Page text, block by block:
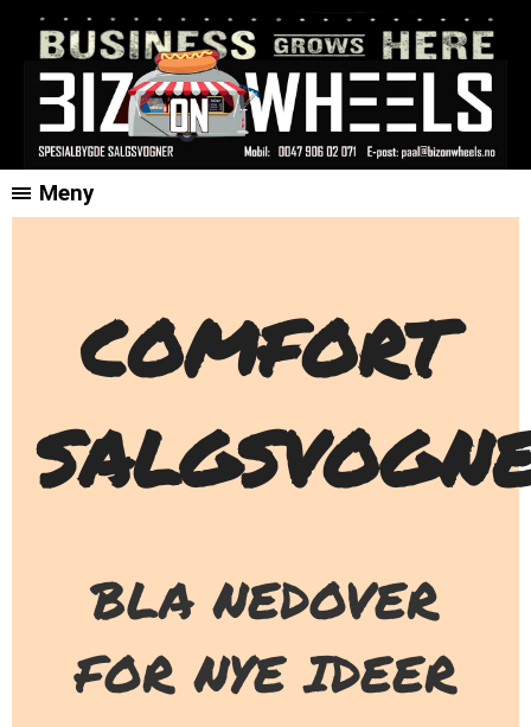
Meny
COMFORT
BLA NEDOVER
FOR NYE IDEER